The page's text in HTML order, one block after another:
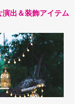
出＆装飾アイテム